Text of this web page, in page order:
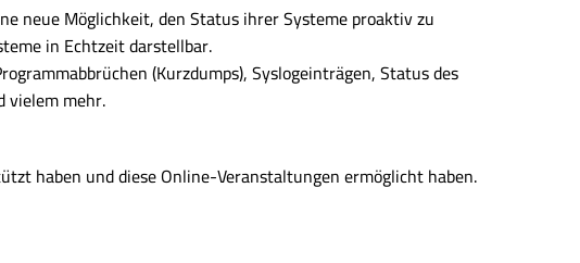
neue Möglichkeit, den Status ihrer Systeme proaktiv zu
in Echtzeit darstellbar.
(Kurzdumps), Syslogeinträgen, Status des
vielem mehr.
haben und diese Online-Veranstaltungen ermöglicht haben.